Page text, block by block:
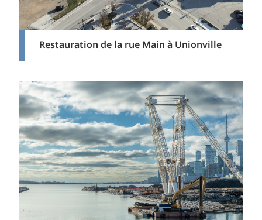
Restauration de la rue Main à Unionville